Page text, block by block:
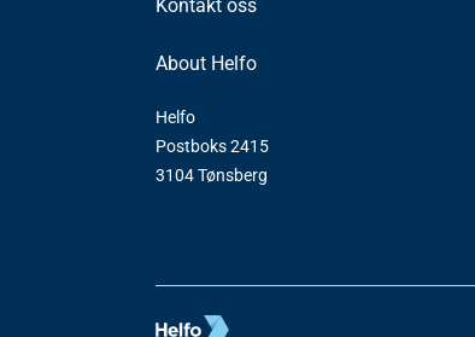
Kontakt oss
About Helfo
Helfo
Postboks 2415
3104 Tønsberg